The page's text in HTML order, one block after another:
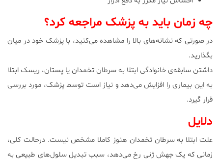
چه زمان باید به پزشک مراجعه کرد؟
در صورتی که نشانه‌های بالا را مشاهده می‌کنید، با پزشک خود در میان
بگذارید.
داشتن سابقه‌ی خانوادگی ابتلا به سرطان تخمدان یا پستان، ریسک ابتلا
به این بیماری را افزایش می‌دهد و نیاز است توسط پزشک، مورد بررسی
قرار گیرد.
دلایل
علت ابتلا به سرطان تخمدان هنوز کاملا مشخص نیست. درحالت کلی،
زمانی که یک جهش ژنی رخ می‌دهد، سبب تبدیل سلول‌های طبیعی به